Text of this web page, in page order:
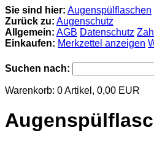
Sie sind hier: Augenspülflaschen
Zurück zu: Augenschutz
Allgemein: AGB Datenschutz
Einkaufen: Merkzettel anzeigen
Suchen nach:
Warenkorb: 0Artikel, 0,00 EUR